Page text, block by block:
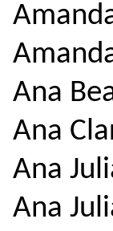
Ana
Ana
Ana
Ana